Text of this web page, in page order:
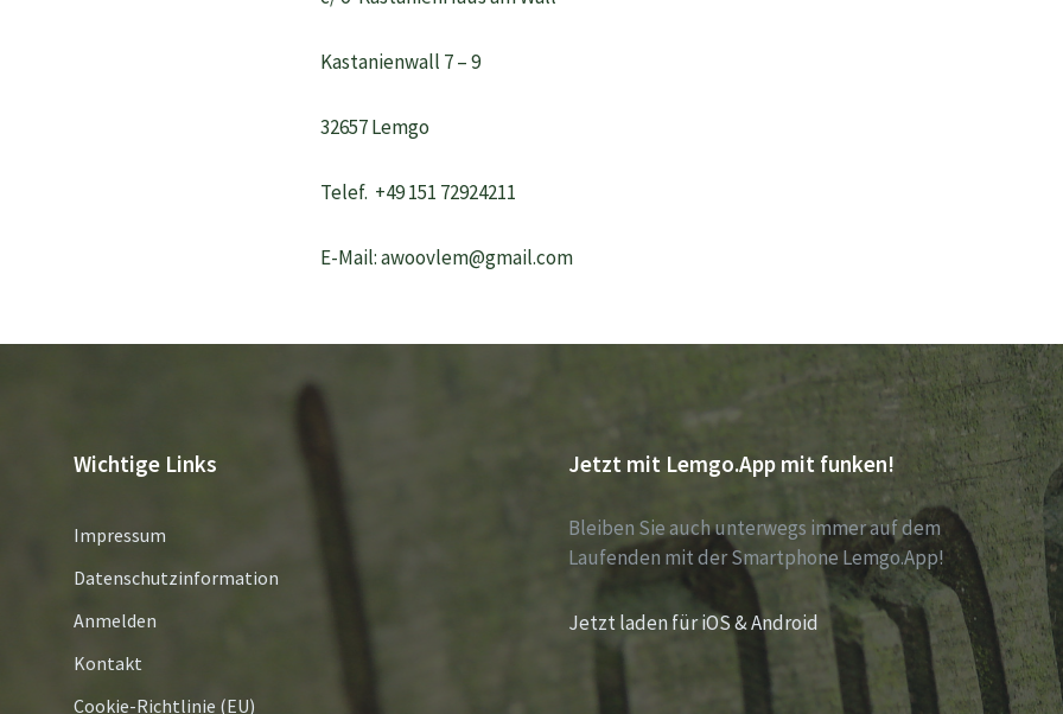
Kastanienwall 7 – 9
32657 Lemgo
Telef. +49 151 72924211
E-Mail: awoovlem@gmail.com
Wichtige Links
Impressum
Datenschutzinformation
Anmelden
Kontakt
Cookie-Richtlinie (EU)
Jetzt mit Lemgo.App mit funken!
Bleiben Sie auch unterwegs immer auf dem
Laufenden mit der Smartphone Lemgo.App!
Jetzt laden für iOS & Android